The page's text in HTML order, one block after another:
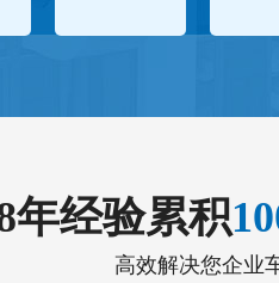
年经验累积
高效解决您企业